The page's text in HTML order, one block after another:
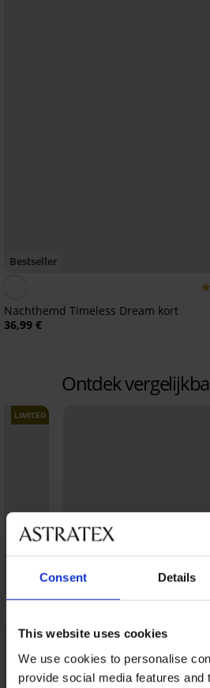
Consent Details
This website uses cookies
We use cookies to personalise
provide social media features and
Bestseller
Nachthemd Timeless Dream kort
36,99 €
Ontdek
LIMITED